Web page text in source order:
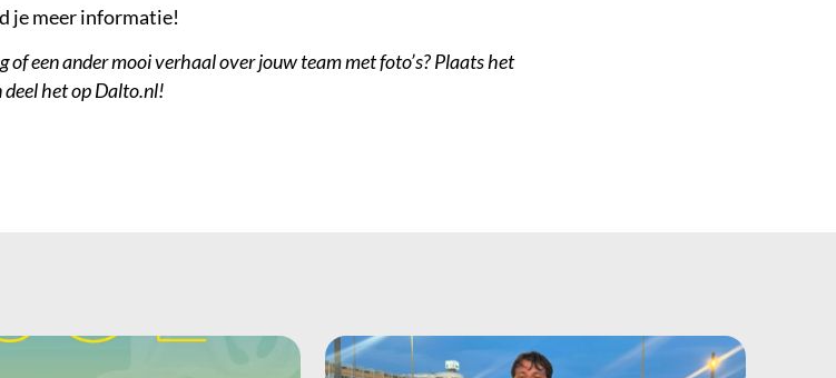
je meer informatie!
een ander mooi verhaal over jouw team met foto’s? Plaats het
deel het op Dalto.nl!